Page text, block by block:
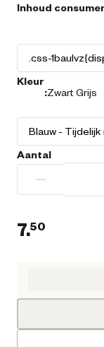
Inhoud
Kleur
:Zwart Grijs
Aantal
−
7.50